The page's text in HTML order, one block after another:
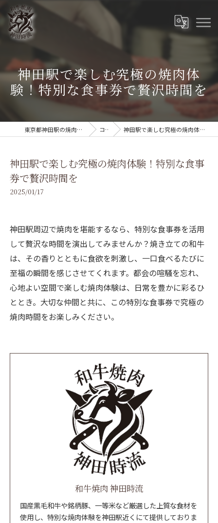
神田駅で楽しむ究極の焼肉体
験！特別な食事券で贅沢時間を
東京都神田駅の焼肉なら和牛焼肉 神田時流 コラム 神田駅で楽しむ究極の焼肉体験！特別な食事券で贅沢時間を
神田駅で楽しむ究極の焼肉体験！特別な食事
券で贅沢時間を
2025/01/17
神田駅周辺で焼肉を堪能するなら、特別な食事券を活用
して贅沢な時間を演出してみませんか？焼き立ての和牛
は、その香りとともに食欲を刺激し、一口食べるたびに
至福の瞬間を感じさせてくれます。都会の喧騒を忘れ、
心地よい空間で楽しむ焼肉体験は、日常を豊かに彩るひ
ととき。大切な仲間と共に、この特別な食事券で究極の
焼肉時間をお楽しみください。
和牛焼肉 神田時流
国産黒毛和牛や銘柄豚、一等米など厳選した上質な食材を
使用し、特別な焼肉体験を神田駅近くにて提供しておりま